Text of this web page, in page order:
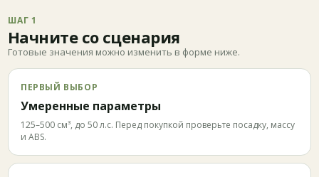
ШАГ 1
Начните со сценария
Готовые значения можно изменить в форме ниже.
ПЕРВЫЙ ВЫБОР
Умеренные параметры
125–500 см³, до 50 л.с. Перед покупкой проверьте посадку, массу
и ABS.